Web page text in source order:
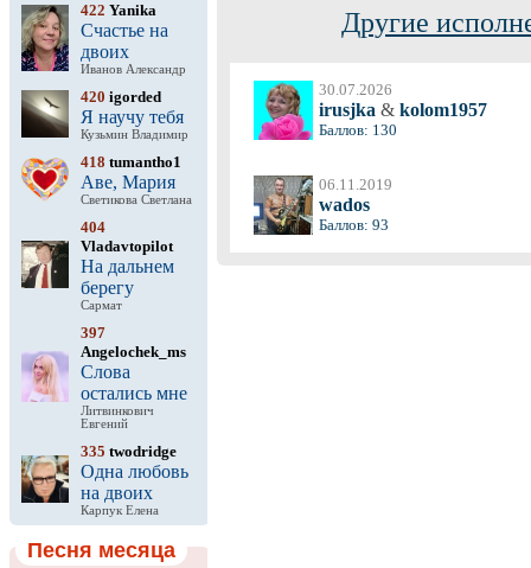
422 Yanika
Счастье на
двоих
Иванов Александр
420 igorded
Я научу тебя
Кузьмин Владимир
418 tumantho1
Аве, Мария
Светикова Светлана
404
Vladavtopilot
На дальнем
берегу
Сармат
397
Angelochek_ms
Слова
остались мне
Литвинкович
Евгений
335 twodridge
Одна любовь
на двоих
Карпук Елена
Песня месяца
Другие
30.07.2026
irusjka & kolom1957
Баллов: 130
06.11.2019
wados
Баллов: 93